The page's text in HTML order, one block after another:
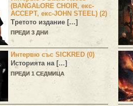
(BANGALORE CHOIR, екс-
ACCEPT, екс-JOHN STEEL) (2)
Третото издание […]
ПРЕДИ 3 ДНИ
Интервю със SICKRED (0)
Историята на […]
ПРЕДИ 1 СЕДМИЦА